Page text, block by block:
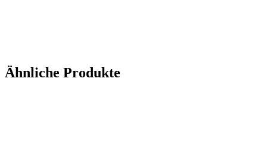
Ähnliche Produkte